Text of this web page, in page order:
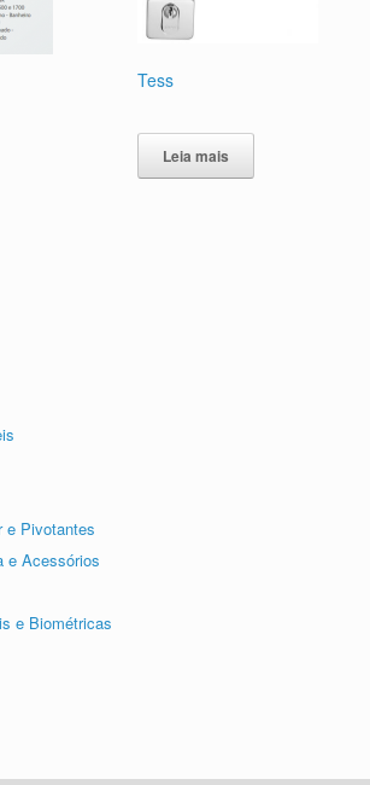
Tess
Leia mais
e Pivotantes
e Acessórios
e Biométricas